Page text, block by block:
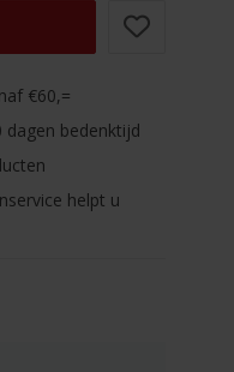
€60,=
dagen bedenktijd
helpt u